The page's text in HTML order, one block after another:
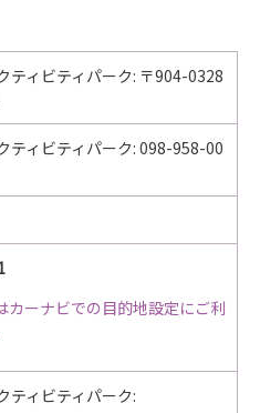
ティビティパーク: 〒904-0328
ティビティパーク: 098-958-00
ーナビでの目的地設定にご利
ティビティパーク: